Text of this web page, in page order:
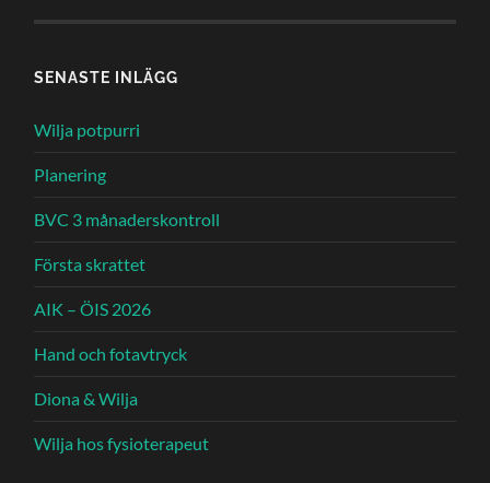
SENASTE INLÄGG
Wilja potpurri
Planering
BVC 3 månaderskontroll
Första skrattet
AIK – ÖIS 2026
Hand och fotavtryck
Diona & Wilja
Wilja hos fysioterapeut